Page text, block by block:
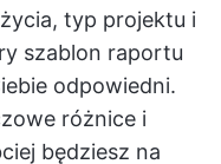
typ projektu i
szablon raportu
odpowiedni.
różnice i
będziesz na